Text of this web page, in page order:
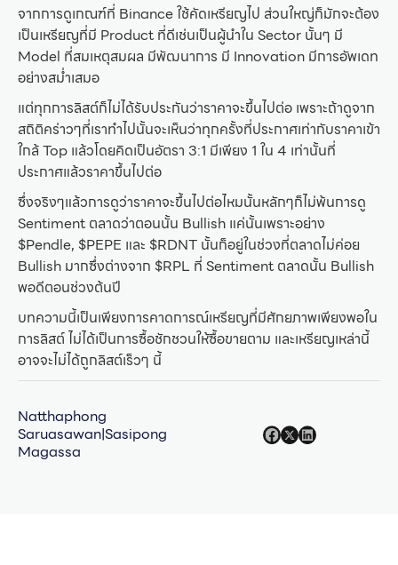
จากการดูเกณฑ์ที่ Binance ใช้คัดเหรียญไป ส่วนใหญ่ก็มักจะต้อง
เป็นเหรียญที่มี Product ที่ดีเช่นเป็นผู้นำใน Sector นั้นๆ มี
Model ที่สมเหตุสมผล มีพัฒนาการ มี Innovation มีการอัพเดท
อย่างสม่ำเสมอ
แต่ทุกการลิสต์ก็ไม่ได้รับประกันว่าราคาจะขึ้นไปต่อ เพราะถ้าดูจาก
สถิติคร่าวๆที่เราทำไปนั้นจะเห็นว่าทุกครั้งที่ประกาศเท่ากับราคาเข้า
ใกล้ Top แล้วโดยคิดเป็นอัตรา 3:1 มีเพียง 1 ใน 4 เท่านั้นที่
ประกาศแล้วราคาขึ้นไปต่อ
ซึ่งจริงๆแล้วการดูว่าราคาจะขึ้นไปต่อไหมนั้นหลักๆก็ไม่พ้นการดู
Sentiment ตลาดว่าตอนนั้น Bullish แค่นั้นเพราะอย่าง
$Pendle, $PEPE และ $RDNT นั้นก็อยู่ในช่วงที่ตลาดไม่ค่อย
Bullish มากซึ่งต่างจาก $RPL ที่ Sentiment ตลาดนั้น Bullish
พอดีตอนช่วงต้นปี
บทความนี้เป็นเพียงการคาดการณ์เหรียญที่มีศักยภาพเพียงพอใน
การลิสต์ ไม่ได้เป็นการซื้อชักชวนให้ซื้อขายตาม และเหรียญเหล่านี้
อาจจะไม่ได้ถูกลิสต์เร็วๆ นี้
Natthaphong
Saruasawan|Sasipong
Magassa